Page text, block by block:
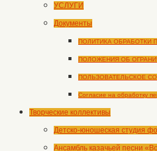
УСЛУГИ
Документы
ПОЛИТИКА ОБРАБОТКИ
ПОЛОЖЕНИЯ ОБ
ПОЛЬЗОВАТЕЛЬСКОЕ
Согласие на обработку
Творческие коллективы
Детско-юношеская студия
Ансамбль казачьей песни